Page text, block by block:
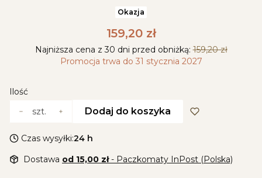
Okazja
159,20 zł
Najniższa cena z 30 dni przed obniżką: 159,20 zł
Promocja trwa do 31 stycznia 2027
Ilość
szt.
Dodaj do koszyka
Czas wysyłki:24 h
Dostawa od 15,00 zł- Paczkomaty InPost (Polska)